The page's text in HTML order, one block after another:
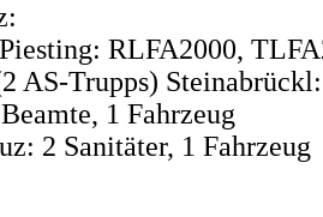
RLFA2000,
AS-Trupps)
1 Fahrzeug
2 Sanitäter, 1 Fahrzeug